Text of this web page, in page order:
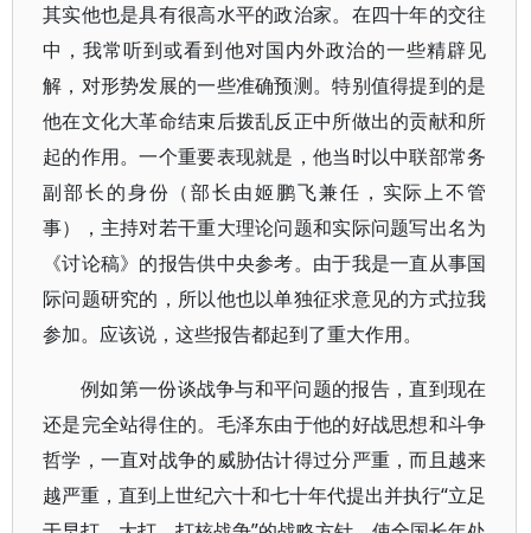
其实他也是具有很高水平的政治家。在四十年的交往
中，我常听到或看到他对国内外政治的一些精辟见
解，对形势发展的一些准确预测。特别值得提到的是
他在文化大革命结束后拨乱反正中所做出的贡献和所
起的作用。一个重要表现就是，他当时以中联部常务
副部长的身份（部长由姬鹏飞兼任，实际上不管
事），主持对若干重大理论问题和实际问题写出名为
《讨论稿》的报告供中央参考。由于我是一直从事国
际问题研究的，所以他也以单独征求意见的方式拉我
参加。应该说，这些报告都起到了重大作用。
例如第一份谈战争与和平问题的报告，直到现在
还是完全站得住的。毛泽东由于他的好战思想和斗争
哲学，一直对战争的威胁估计得过分严重，而且越来
越严重，直到上世纪六十和七十年代提出并执行“立足